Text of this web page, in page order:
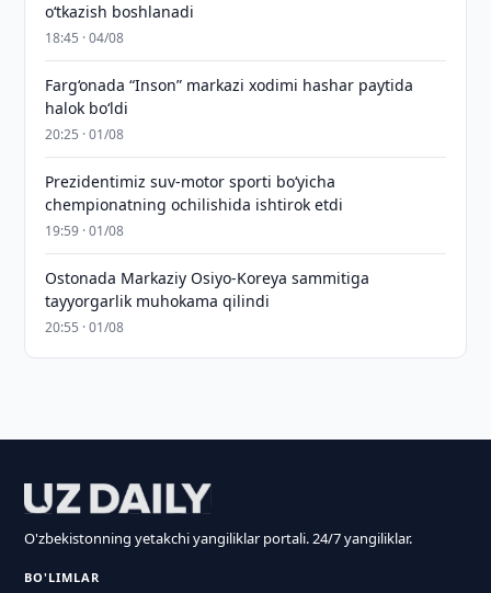
o‘tkazish boshlanadi
18:45 · 04/08
Farg‘onada “Inson” markazi xodimi hashar paytida
halok bo‘ldi
20:25 · 01/08
Prezidentimiz suv-motor sporti bo‘yicha
chempionatning ochilishida ishtirok etdi
19:59 · 01/08
Ostonada Markaziy Osiyo-Koreya sammitiga
tayyorgarlik muhokama qilindi
20:55 · 01/08
O'zbekistonning yetakchi yangiliklar portali. 24/7 yangiliklar.
BO'LIMLAR